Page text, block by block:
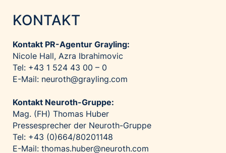
KONTAKT
Kontakt PR-Agentur Grayling:
Nicole Hall, Azra Ibrahimovic
Tel: +43 1 524 43 00 – 0
E-Mail: neuroth@grayling.com
Kontakt Neuroth-Gruppe:
Mag. (FH) Thomas Huber
Pressesprecher der Neuroth-Gruppe
Tel: +43 (0)664/80201148
E-Mail: thomas.huber@neuroth.com